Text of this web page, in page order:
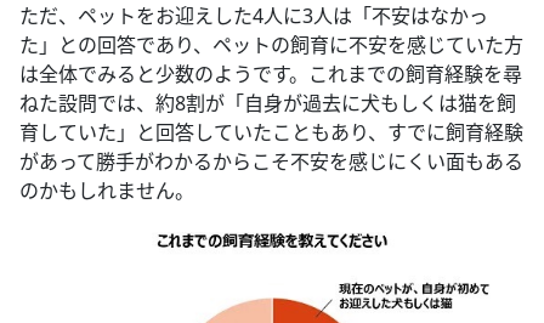
ただ、ペットをお迎えした4人に3人は「不安はなかっ
た」との回答であり、ペットの飼育に不安を感じていた方
は全体でみると少数のようです。これまでの飼育経験を尋
ねた設問では、約8割が「自身が過去に犬もしくは猫を飼
育していた」と回答していたこともあり、すでに飼育経験
があって勝手がわかるからこそ不安を感じにくい面もある
のかもしれません。